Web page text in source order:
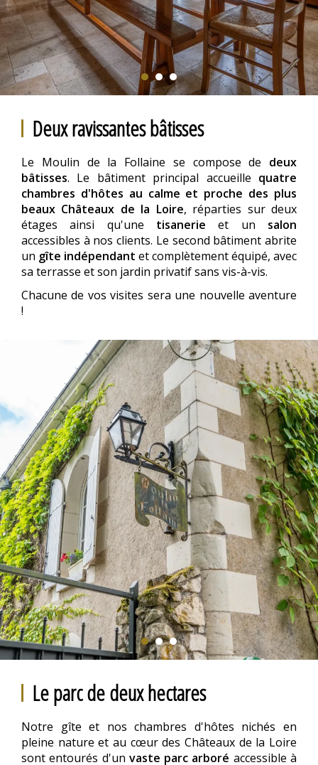
Deux ravissantes bâtisses
Le Moulin de la Follaine se compose de deux
bâtisses. Le bâtiment principal accueille quatre
chambres d'hôtes au calme et proche des plus
beaux Châteaux de la Loire, réparties sur deux
étages ainsi qu'une tisanerieet un salon
accessibles à nos clients. Le second bâtiment abrite
un gîte indépendant et complètement équipé, avec
sa terrasse et son jardin privatif sans vis-à-vis.
Chacune de vos visites sera une nouvelle aventure
!
Le parc de deux hectares
Notre gîte et nos chambres d'hôtes nichés en
pleine nature et au cœur des Châteaux de la Loire
sont entourés d'un vaste parc arboré accessible à